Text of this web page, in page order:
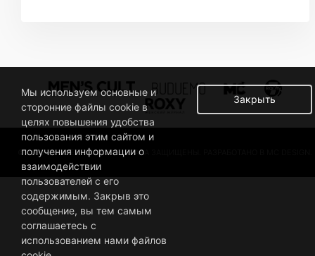
© 2019 BUSINESSMAN. ВСЕ ПРАВА ЗАЩИЩЕНЫ. РАЗРАБОТАНО В MC DESIGN.
Закрыть
Мы используем основные и
сторонние файлы cookie в
целях повышения удобства
пользования этим сайтом и
получения информации о
взаимодействии
пользователей с его
содержимым. Закрыв это
сообщение, вы тем самым
соглашаетесь с
использованием нами файлов